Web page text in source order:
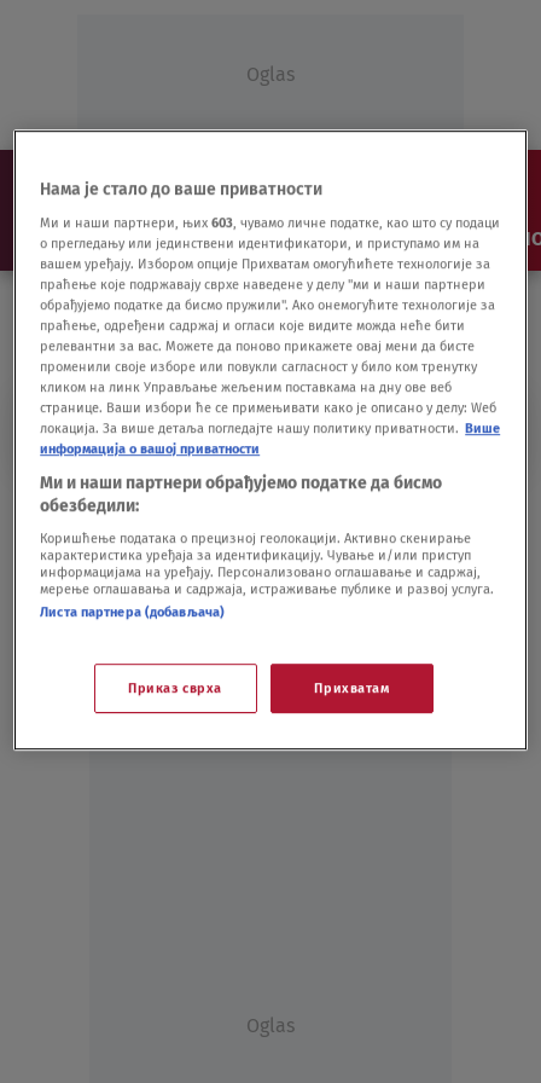
Oglas
NAJNOVIJE VESTI SHOW SPORT VIDEO
NARUDŽBENICE
pojeli 60.000 pica
SVET30.04.20.
Oglas
Нама је стало до ваше приватности
Ми и наши партнери, њих603, чувамо личне податке, као што су подаци
о прегледању или јединствени идентификатори, и приступамо им на
вашем уређају. Избором опције Прихватам омогућићете технологије за
праћење које подржавају сврхе наведене у делу "ми и наши партнери
обрађујемо податке да бисмо пружили". Ако онемогућите технологије за
праћење, одређени садржај и огласи које видите можда неће бити
релевантни за вас. Можете да поново прикажете овај мени да бисте
променили своје изборе или повукли сагласност у било ком тренутку
кликом на линк Управљање жељеним поставкама на дну ове веб
странице. Ваши избори ће се примењивати како је описано у делу: Wеб
локација. За више детаља погледајте нашу политику приватности. Више
информација о вашој приватности
Ми и наши партнери обрађујемо податке да бисмо
обезбедили:
Коришћење података о прецизној геолокацији. Активно скенирање
карактеристика уређаја за идентификацију. Чување и/или приступ
информацијама на уређају. Персонализовано оглашавање и садржај,
мерење оглашавања и садржаја, истраживање публике и развој услуга.
Листа партнера (добављача)
Приказ сврха Прихватам